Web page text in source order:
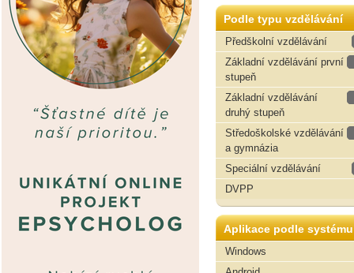
Podle typu vzdělávání
Předškolní vzdělávání
Základní vzdělávání první
stupeň
Základní vzdělávání
druhý stupeň
Středoškolské vzdělávání
a gymnázia
Speciální vzdělávání
DVPP
Aplikace podle systému
Windows